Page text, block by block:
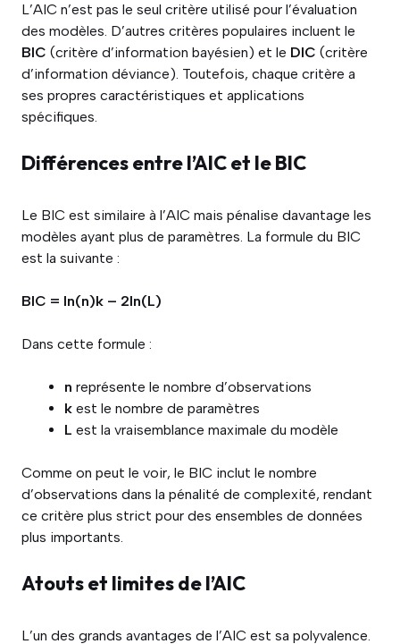
L’AIC n’est pas le seul critère utilisé pour l’évaluation
des modèles. D’autres critères populaires incluent le
BIC (critère d’information bayésien) et le DIC (critère
d’information déviance). Toutefois, chaque critère a
ses propres caractéristiques et applications
spécifiques.
Différences entre l’AIC et le BIC
Le BIC est similaire à l’AIC mais pénalise davantage les
modèles ayant plus de paramètres. La formule du BIC
est la suivante :
BIC = ln(n)k – 2ln(L)
Dans cette formule :
n représente le nombre d’observations
k est le nombre de paramètres
L est la vraisemblance maximale du modèle
Comme on peut le voir, le BIC inclut le nombre
d’observations dans la pénalité de complexité, rendant
ce critère plus strict pour des ensembles de données
plus importants.
Atouts et limites de l’AIC
L’un des grands avantages de l’AIC est sa polyvalence.